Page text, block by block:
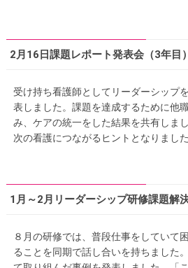
2月16日課題レポート発表会（3年目）
受け持ち看護師としてリーダーシップ
表しました。課題を達成するために他
み、ケアの統一をした結果を共有しま
次の看護につながるヒントとなりました
1月～2月リーダーシップ研修課題解
８月の研修では、普段仕事をしていて
ることを同期で話し合いを持ちました